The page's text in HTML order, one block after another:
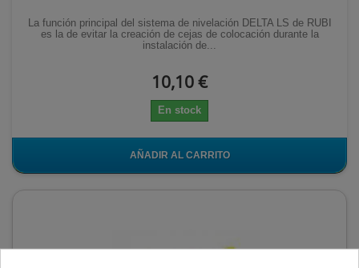
La función principal del sistema de nivelación DELTA LS de RUBI
es la de evitar la creación de cejas de colocación durante la
instalación de...
10,10 €
En stock
AÑADIR AL CARRITO